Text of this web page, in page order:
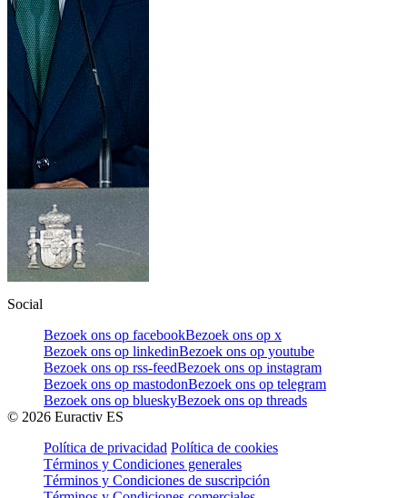
Social
Bezoek ons op facebookBezoek ons op x
Bezoek ons op linkedinBezoek ons op youtube
Bezoek ons op rss-feedBezoek ons op instagram
Bezoek ons op mastodonBezoek ons op telegram
Bezoek ons op blueskyBezoek ons op threads
© 2026 Euractiv ES
Política de privacidad Política de cookies
Términos y Condiciones generales
Términos y Condiciones de suscripción